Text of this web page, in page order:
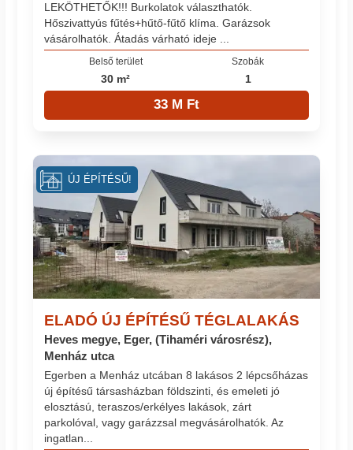
LEKÖTHETŐK!!! Burkolatok választhatók.
Hőszivattyús fűtés+hűtő-fűtő klíma. Garázsok
vásárolhatók. Átadás várható ideje ...
Belső terület
30 m²
Szobák
1
33 M Ft
ELADÓ ÚJ ÉPÍTÉSŰ TÉGLALAKÁS
Heves megye, Eger, (Tihaméri városrész),
Menház utca
Egerben a Menház utcában 8 lakásos 2 lépcsőházas
új építésű társasházban földszinti, és emeleti jó
elosztású, teraszos/erkélyes lakások, zárt
parkolóval, vagy garázzsal megvásárolhatók. Az
ingatlan...
ÚJ ÉPÍTÉSŰ!